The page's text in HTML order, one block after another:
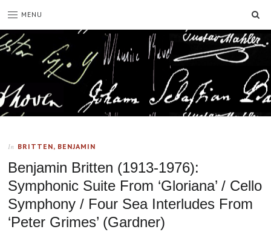
MENU
In BRITTEN, BENJAMIN
Benjamin Britten (1913-1976):
Symphonic Suite From ‘Gloriana’ / Cello
Symphony / Four Sea Interludes From
‘Peter Grimes’ (Gardner)